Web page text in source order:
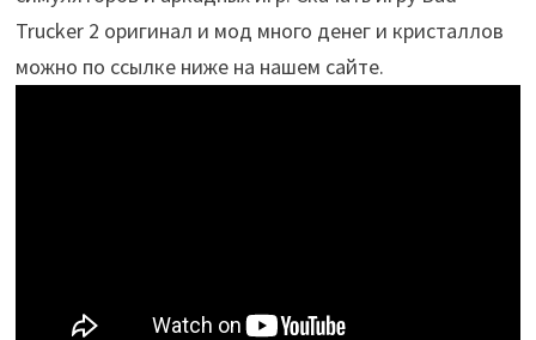
Trucker 2 оригинал и мод много денег и кристаллов
можно по ссылке ниже на нашем сайте.